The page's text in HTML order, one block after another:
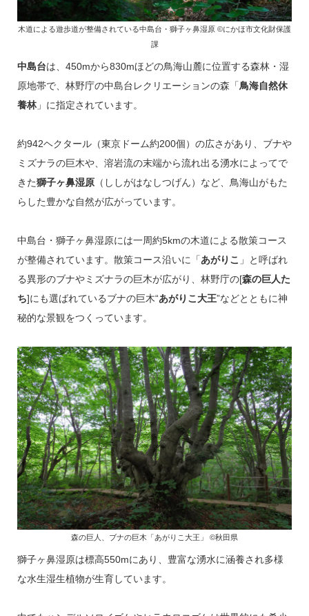
木道による遊歩道が整備されている中島台・獅子ヶ鼻湿原 ©にかほ市文化財保護
課
中島台は、450mから830mほどの鳥海山麓に位置する森林・湿
原地帯で、林野庁の中島台レクリエーションの森「鳥海自然休
養林」に指定されています。
約942ヘクタール（東京ドーム約200個）の広さがあり、ブナや
ミズナラの巨木や、溶岩流の末端から流れ出る湧水によってで
きた獅子ヶ鼻湿原（ししがはなしつげん）など、鳥海山がもた
らした豊かな自然が広がっています。
中島台・獅子ヶ鼻湿原には一周約5kmの木道による散策コース
が整備されています。散策コース沿いに「あがりこ 」と呼ばれ
る異形のブナやミズナラの巨木が広がり、林野庁の[森の巨人た
ち]にも選ばれているブナの巨木“あがりこ大王”などとともに神
秘的な景観をつくっています。
森の巨人、ブナの巨木「あがりこ大王」 ©秋田県
獅子ヶ鼻湿原は標高550mにあり、豊富な湧水に涵養され多様
な水生湿生植物が生育しています。